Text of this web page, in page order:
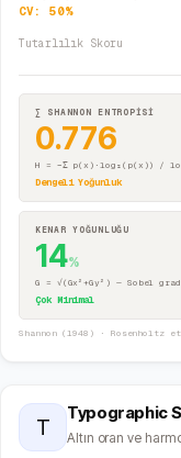
CV: 50%
Tutarlılık Skoru
∑ SHANNON ENTROPİSİ
0.776
H = −Σ p(x)·log₂(p(x)) /
Dengeli Yoğunluk
KENAR YOĞUNLUĞU
14%
G = √(Gx²+Gy²) — Sobel
Çok Minimal
Shannon (1948) · Rosenholtz
T
Typographic
Altın oran ve